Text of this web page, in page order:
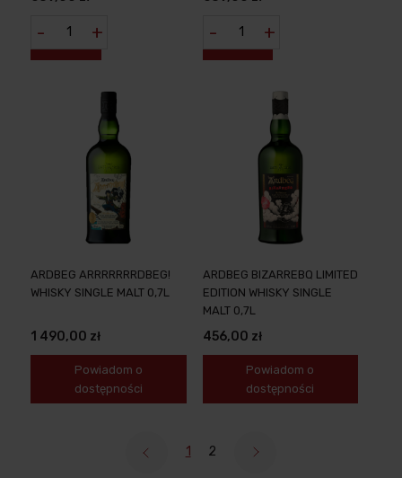
EKSKLUZYWNA 14 LETNIA
- + - +
ARDBEG ARRRRRRRDBEG!
WHISKY SINGLE MALT 0,7L
1 490,00 zł
Powiadom o
dostępności
ARDBEG BIZARREBQ LIMITED
EDITION WHISKY SINGLE
MALT 0,7L
456,00 zł
Powiadom o
dostępności
1 2